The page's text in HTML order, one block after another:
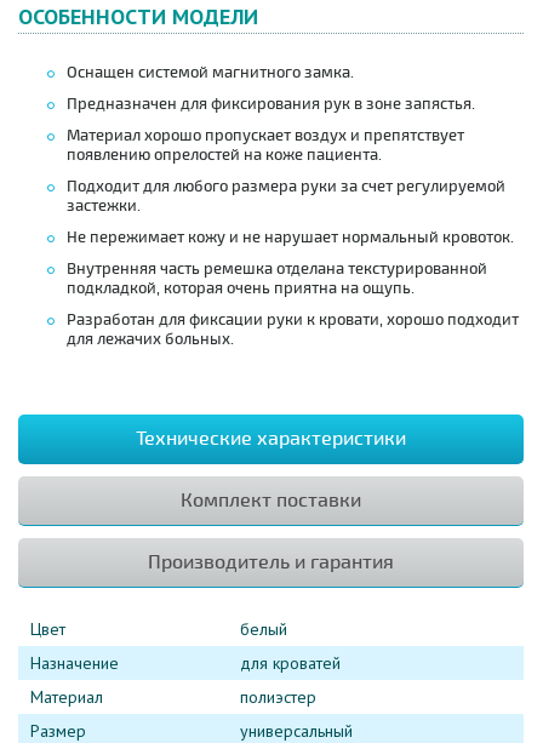
ОСОБЕННОСТИ МОДЕЛИ
Оснащен системой магнитного замка.
Предназначен для фиксирования рук в зоне запястья.
Материал хорошо пропускает воздух и препятствует
появлению опрелостей на коже пациента.
Подходит для любого размера руки за счет регулируемой
застежки.
Не пережимает кожу и не нарушает нормальный кровоток.
Внутренняя часть ремешка отделана текстурированной
подкладкой, которая очень приятна на ощупь.
Разработан для фиксации руки к кровати, хорошо подходит
для лежачих больных.
Технические характеристики
Комплект поставки
Производитель и гарантия
Цвет
белый
Назначение
для кроватей
Материал
полиэстер
Размер
универсальный